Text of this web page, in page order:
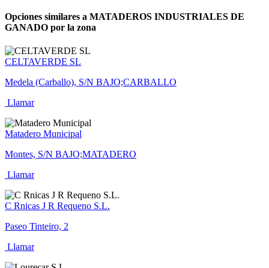
Opciones similares a MATADEROS INDUSTRIALES DE
GANADO por la zona
CELTAVERDE SL
Medela (Carballo), S/N BAJO;CARBALLO
Llamar
Matadero Municipal
Montes, S/N BAJO;MATADERO
Llamar
C Rnicas J R Requeno S.L.
Paseo Tinteiro, 2
Llamar